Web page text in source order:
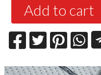
Add to cart